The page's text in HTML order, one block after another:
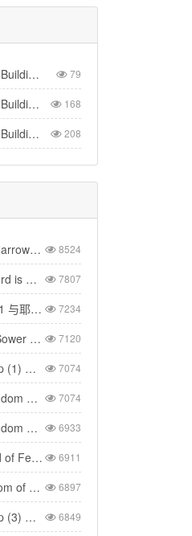
2026-08-02 Renew Together 3 - Building Church 79
2026-07-26 Renew Together 2 - Building Homes 168
2026-07-19 Renew Together 1 - Building Life 208
2018-11-04 Enter Through the Narrow Gate 要进窄门 8524
2021-06-20 Psalm 23 (1) The Lord is My Shepherd - 诗篇二十三(1) 耶和华是我的牧者 7807
2022-04-03 Intimacy with Jesus 1 与耶稣建立亲密的关系（1） 7234
2020-02-02 The Parable of the Sower 撒种的比喻 7120
2020-08-16 The Hope of Sonship (1) 得儿子名分的盼望 (1) 7074
2021-11-14 Understand the Kingdom 明白神的国（1） 7074
2021-12-12 Understand the Kingdom 明白神的国(4) 6933
2021-05-09 Deal with Stronghold of Fear 与惧怕的营垒争战 6911
2019-12-15 the Abundant Kingdom of God 神丰盛的国度 6897
2020-08-30 The Hope of Sonship (3) 得儿子名分的盼望（3） 6849